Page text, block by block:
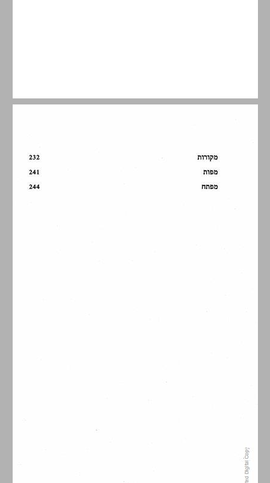
דבר עורך הסדרה ... 7